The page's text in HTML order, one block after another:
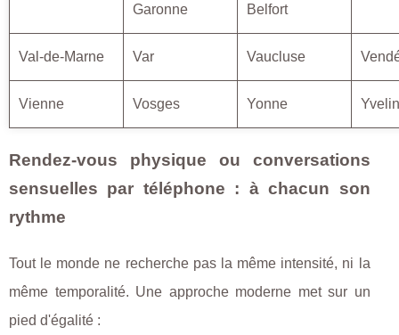
Garonne
Belfort
Val-de-Marne Var Vaucluse
Vienne Vosges Yonne
Rendez-vous physique ou conversations
sensuelles par téléphone : à chacun son
rythme
Tout le monde ne recherche pas la même intensité, ni la
même temporalité. Une approche moderne met sur un
pied d'égalité :